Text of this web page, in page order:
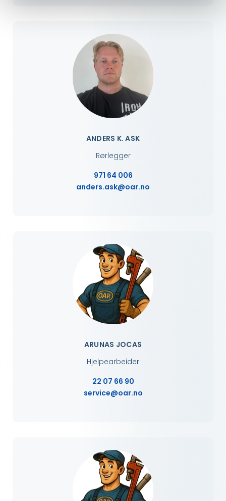
ANDERS K. ASK
Rørlegger
971 64 006
anders.ask@oar.no
ARUNAS JOCAS
Hjelpearbeider
22 07 66 90
service@oar.no